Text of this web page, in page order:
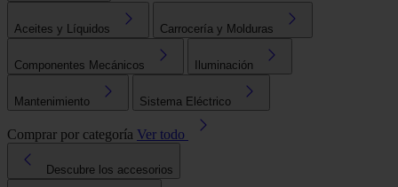
Aceites y Líquidos Carrocería y Molduras
Componentes Mecánicos Iluminación
Mantenimiento Sistema Eléctrico
Comprar por categoría Ver todo
Descubre los accesorios